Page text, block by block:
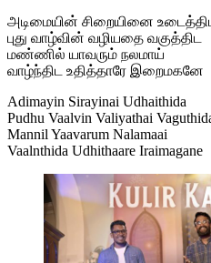
அடிமையின் சிறையினை
புது வாழ்வின் வழியதை வகுத்திட
மண்ணில் யாவரும் நலமாய்
வாழ்ந்திட உதித்தாரே இறைமகனே
Adimayin Sirayinai Udhaithida
Pudhu Vaalvin Valiyathai
Mannil Yaavarum Nalamaai
Vaalnthida Udhithaare Iraimagane